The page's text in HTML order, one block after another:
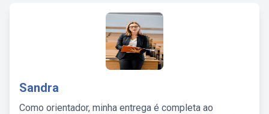
Sandra
Como orientador, minha entrega é completa ao